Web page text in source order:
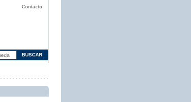
Contacto